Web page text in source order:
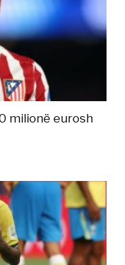
milionë eurosh